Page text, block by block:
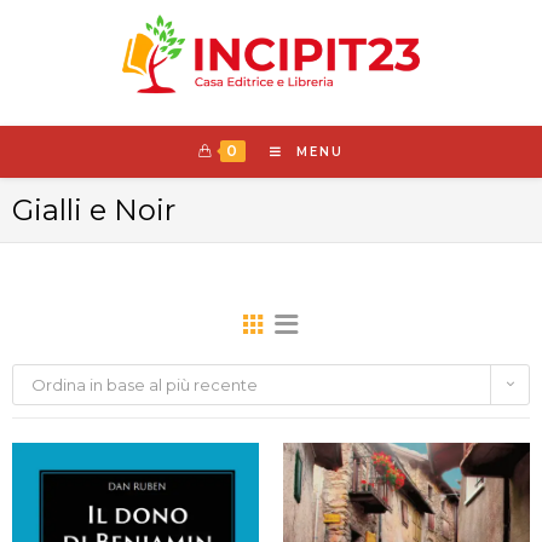
0 MENU
Gialli e Noir
Ordina in base al più recente